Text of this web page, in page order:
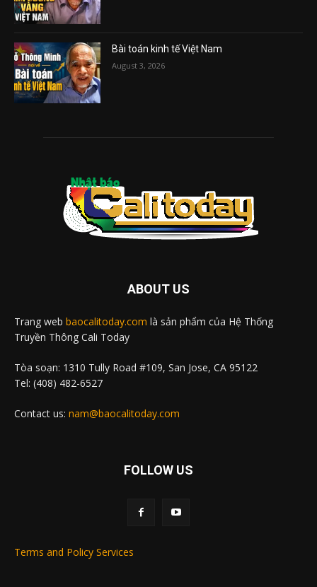
Bài toán kinh tế Việt Nam
August 3, 2026
ABOUT US
Trang web baocalitoday.com là sản phẩm của Hệ Thống
Truyền Thông Cali Today
Tòa soạn: 1310 Tully Road #109, San Jose, CA 95122
Tel: (408) 482-6527
Contact us: nam@baocalitoday.com
FOLLOW US
Terms and Policy Services